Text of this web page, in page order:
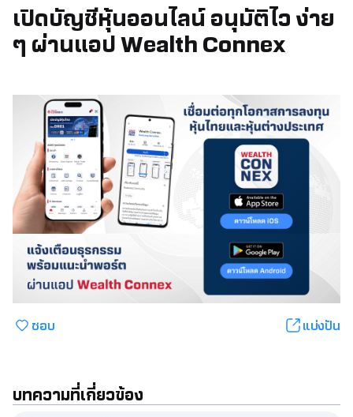
เปิดบัญชีหุ้นออนไลน์ อนุมัติไว ง่าย
ๆ ผ่านแอป Wealth Connex
ชอบ แบ่งปัน
บทความที่เกี่ยวข้อง